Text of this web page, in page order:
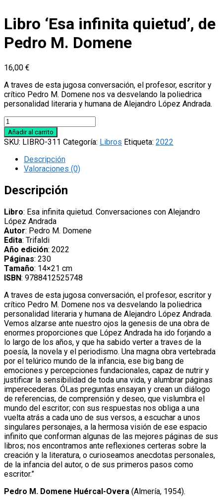
Libro ‘Esa infinita quietud’, de
Pedro M. Domene
16,00 €
A traves de esta jugosa conversación, el profesor, escritor y
crítico Pedro M. Domene nos va desvelando la poliedrica
personalidad literaria y humana de Alejandro López Andrada.
Libro
'Esa
infinita
Pedro
Domene
cantidad
Añadir al carrito
SKU: LIBRO-311 Categoría: Libros Etiqueta: 2022
Descripción
Valoraciones (0)
Descripción
Libro: Esa infinita quietud. Conversaciones con Alejandro
López Andrada
Autor: Pedro M. Domene
Edita: Trifaldi
Año edición: 2022
Páginas: 230
Tamaño: 14×21 cm
ISBN: 9788412525748
A traves de esta jugosa conversación, el profesor, escritor y
crítico Pedro M. Domene nos va desvelando la poliedrica
personalidad literaria y humana de Alejandro López Andrada.
Vemos alzarse ante nuestro ojos la genesis de una obra de
enormes proporciones que López Andrada ha ido forjando a
lo largo de los años, y que ha sabido verter a traves de la
poesía, la novela y el periodismo. Una magna obra vertebrada
por el telúrico mundo de la infancia, ese big bang de
emociones y percepciones fundacionales, capaz de nutrir y
justificar la sensibilidad de toda una vida, y alumbrar páginas
imperecederas. ÓLas preguntas ensayan y crean un diálogo
de referencias, de comprensión y deseo, que vislumbra el
mundo del escritor; con sus respuestas nos obliga a una
vuelta atrás a cada uno de sus versos, a escuchar a unos
singulares personajes, a la hermosa visión de ese espacio
infinito que conforman algunas de las mejores páginas de sus
libros; nos encontramos ante reflexiones certeras sobre la
creación y la literatura, o curioseamos anecdotas personales,
de la infancia del autor, o de sus primeros pasos como
escritor.”
Pedro M. Domene Huércal-Overa (Almería, 1954).